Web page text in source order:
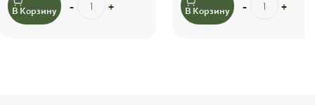
В Корзину В Корзину